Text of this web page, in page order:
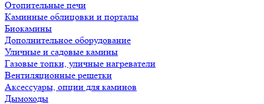
Отопительные печи
Каминные облицовки и порталы
Биокамины
Дополнительное оборудование
Уличные и садовые камины
Газовые топки, уличные нагреватели
Вентиляционные решетки
Аксессуары, опции для каминов
Дымоходы